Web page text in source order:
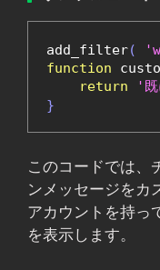
add_filter(
function
return
'既
}
このコードでは、
ンメッセージをカ
アカウントを持っ
を表示します。